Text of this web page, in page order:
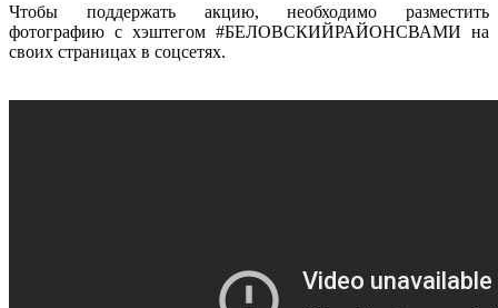
Чтобы поддержать акцию, необходимо разместить
фотографию с хэштегом #БЕЛОВСКИЙРАЙОНСВАМИ на
своих страницах в соцсетях.